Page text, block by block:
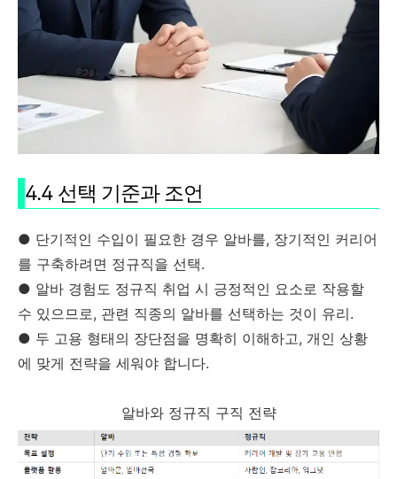
4.4 선택 기준과 조언
● 단기적인 수입이 필요한 경우 알바를, 장기적인 커리어
를 구축하려면 정규직을 선택.
● 알바 경험도 정규직 취업 시 긍정적인 요소로 작용할
수 있으므로, 관련 직종의 알바를 선택하는 것이 유리.
● 두 고용 형태의 장단점을 명확히 이해하고, 개인 상황
에 맞게 전략을 세워야 합니다.
알바와 정규직 구직 전략